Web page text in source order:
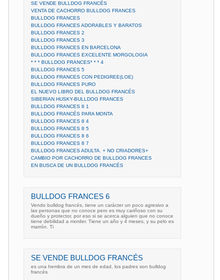
SE VENDE BULLDOG FRANCÉS
VENTA DE CACHORRO BULLDOG FRANCES
BULLDOG FRANCES
BULLDOG FRANCES ADORABLES Y BARATOS
BULLDOG FRANCES 2
BULLDOG FRANCES 3
BULLDOG FRANCES EN BARCELONA
BULLDOG FRANCES EXCELENTE MORGOLOGIA
* * * BULLDOG FRANCES* * * 4
BULLDOG FRANCES 5
BULLDOG FRANCES CON PEDIGREE(LOE)
BULLDOG FRANCES PURO
EL NUEVO LIBRO DEL BULLDOG FRANCÉS
SIBERIAN HUSKY-BULLDOG FRANCES
BULLDOG FRANCES 8 1
BULLDOG FRANCÉS PARA MONTA
BULLDOG FRANCES 8 4
BULLDOG FRANCES 8 5
BULLDOG FRANCES 8 6
BULLDOG FRANCES 8 7
BULLDOG FRANCES ADULTA. + NO CRIADORES+
CAMBIO POR CACHORRO DE BULLDOG FRANCES
EN BUSCA DE UN BULLDOG FRANCÉS
BULLDOG FRANCES 6
Vendo bulldog francés, tiene un carácter un poco agresivo a
las personas que no conoce pero es muy cariñoso con su
dueño y protector, por eso si se acerca alguien que no conoce
tiene debilidad a morder. Tiene un año y 4 meses, y su pelo es
marrón. Ti
SE VENDE BULLDOG FRANCÉS
es una hembra de un mes de edad, los padres son bulldog
francés